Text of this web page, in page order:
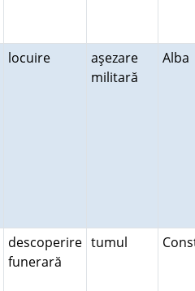
locuire
aşezare
militară
Alba
descoperire
funerară
tumul